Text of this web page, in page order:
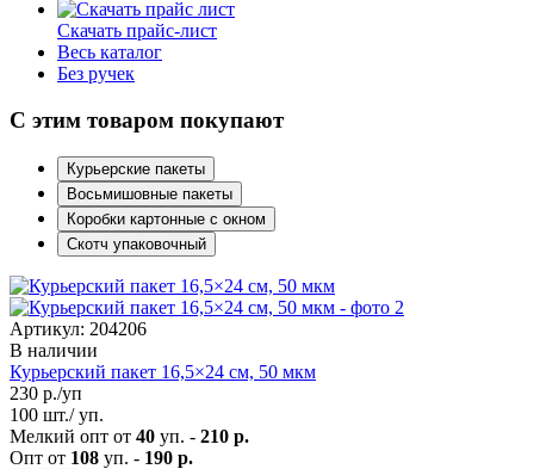
Скачать прайс-лист
Весь каталог
Без ручек
С этим товаром покупают
Курьерские пакеты
Восьмишовные пакеты
Коробки картонные с окном
Скотч упаковочный
Артикул: 204206
В наличии
Курьерский пакет 16,5×24 см, 50 мкм
230 р./уп
100 шт./ уп.
Мелкий опт от 40 уп. - 210 р.
Опт от 108 уп. - 190 р.